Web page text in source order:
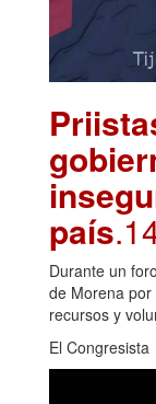
país
Durante un
de Morena
recursos y
El Congresista